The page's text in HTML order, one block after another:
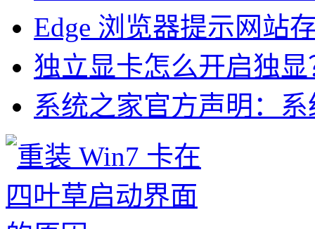
Edge 浏览器提示网站
独立显卡怎么开启独显
系统之家官方声明：